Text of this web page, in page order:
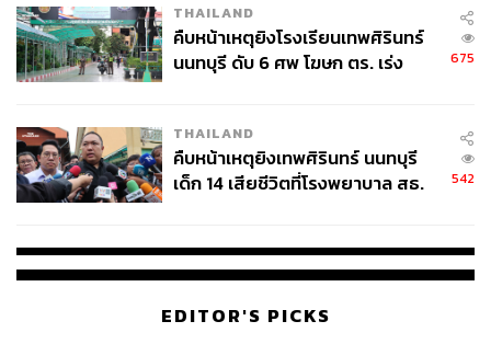
THAILAND
คืบหน้าเหตุยิงโรงเรียนเทพศิรินทร์
นนทบุรี ดับ 6 ศพ โฆษก ตร. เร่ง
675
THAILAND
คืบหน้าเหตุยิงเทพศิรินทร์ นนทบุรี
เด็ก 14 เสียชีวิตที่โรงพยาบาล สธ.
542
EDITOR'S PICKS